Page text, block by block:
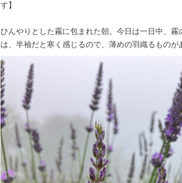
す】
ひんやりとした霧に包まれた朝。今日は一日中、
は、半袖だと寒く感じるので、薄めの羽織るものが